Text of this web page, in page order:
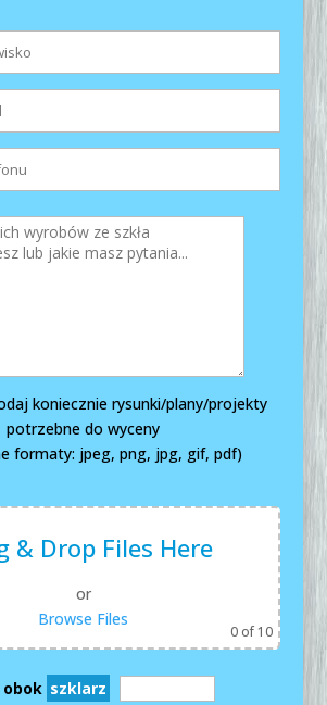
koniecznie rysunki/plany/projekty
potrzebne do wyceny
formaty: jpeg, png, jpg, gif, pdf)
& Drop Files Here
or
Browse Files
0of 10
obok szklarz